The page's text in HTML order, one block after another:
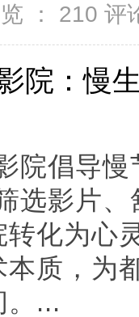
： 210 评
院：慢
院倡导
选影片
化为心
质，为
。...